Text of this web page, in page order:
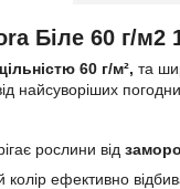
Біле 60 г/м2
60 г/м², та
найсуворіших
рослини від
колір ефективно